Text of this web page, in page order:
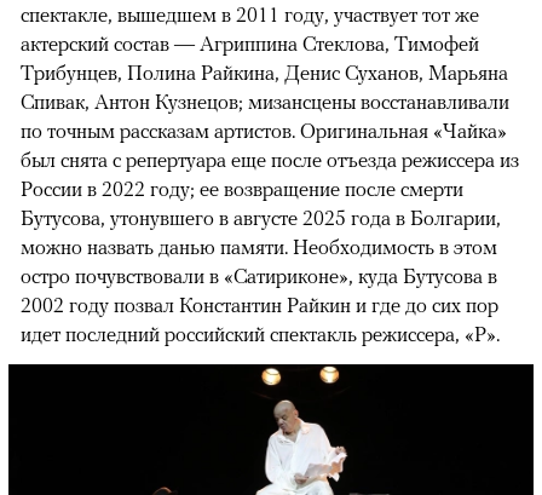
спектакле, вышедшем в 2011 году, участвует тот же
актерский состав — Агриппина Стеклова, Тимофей
Трибунцев, Полина Райкина, Денис Суханов, Марьяна
Спивак, Антон Кузнецов; мизансцены восстанавливали
по точным рассказам артистов. Оригинальная «Чайка»
был снята с репертуара еще после отъезда режиссера из
России в 2022 году; ее возвращение после смерти
Бутусова, утонувшего в августе 2025 года в Болгарии,
можно назвать данью памяти. Необходимость в этом
остро почувствовали в «Сатириконе», куда Бутусова в
2002 году позвал Константин Райкин и где до сих пор
идет последний российский спектакль режиссера, «Р».